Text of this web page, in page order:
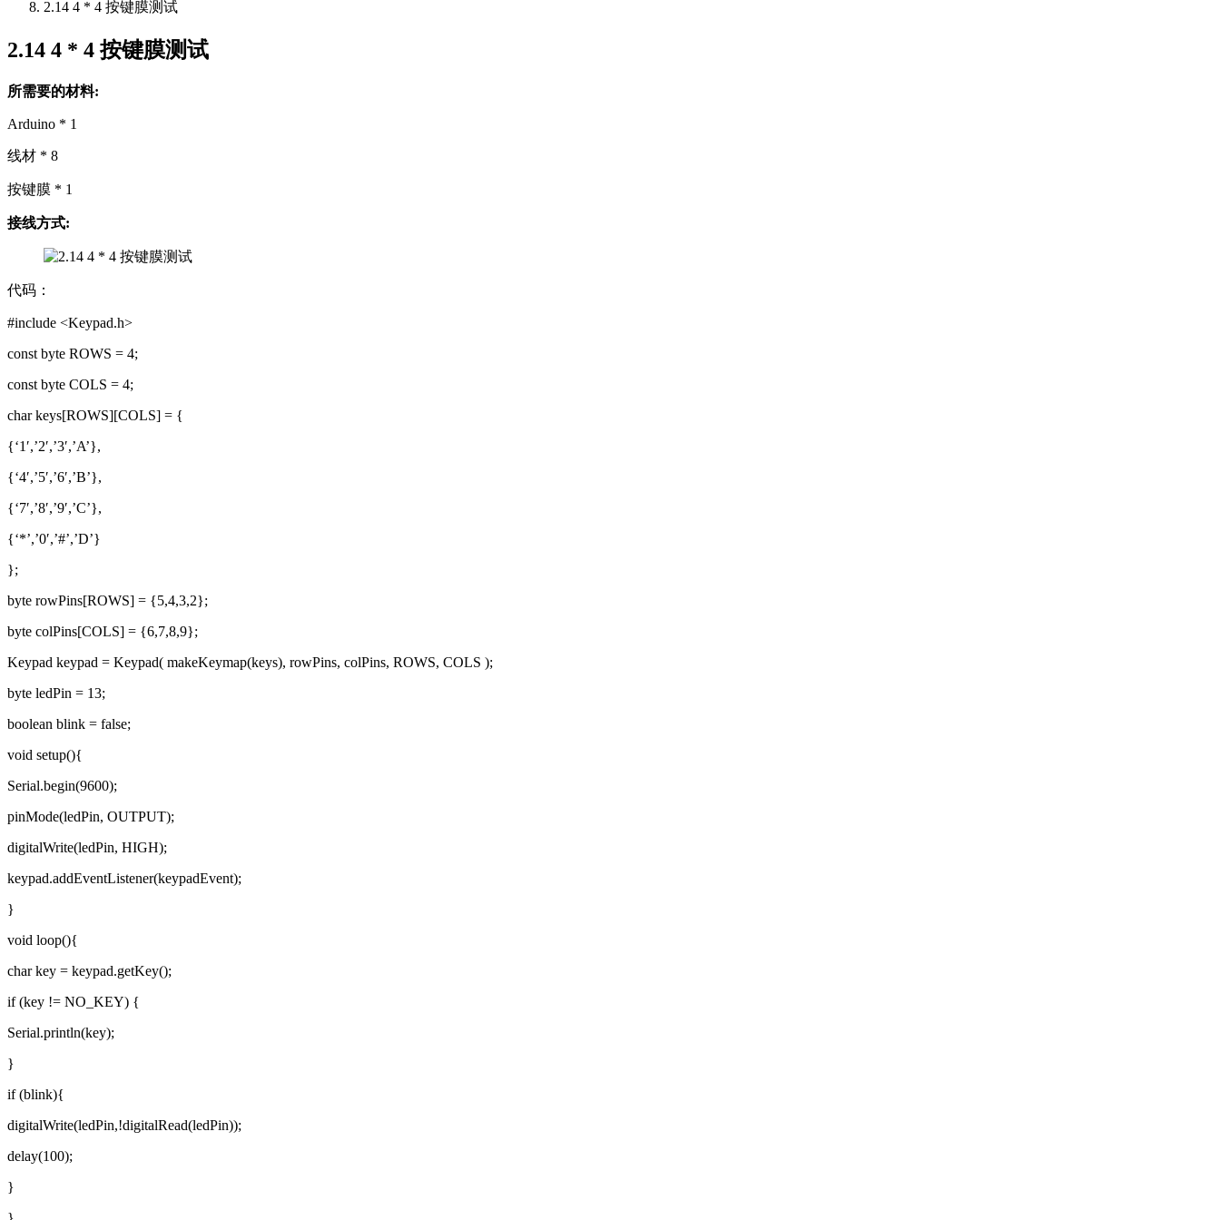
2.14 4 * 4 按键膜测试
2.14 4 * 4 按键膜测试
所需要的材料:
Arduino * 1
线材 * 8
按键膜 * 1
接线方式:
代码：
#include <Keypad.h>
const byte ROWS = 4;
const byte COLS = 4;
char keys[ROWS][COLS] = {
{‘1′,’2′,’3′,’A’},
{‘4′,’5′,’6′,’B’},
{‘7′,’8′,’9′,’C’},
{‘*’,’0′,’#’,’D’}
};
byte rowPins[ROWS] = {5,4,3,2};
byte colPins[COLS] = {6,7,8,9};
Keypad keypad = Keypad( makeKeymap(keys), rowPins, colPins, ROWS, COLS );
byte ledPin = 13;
boolean blink = false;
void setup(){
Serial.begin(9600);
pinMode(ledPin, OUTPUT);
digitalWrite(ledPin, HIGH);
keypad.addEventListener(keypadEvent);
}
void loop(){
char key = keypad.getKey();
if (key != NO_KEY) {
Serial.println(key);
}
if (blink){
digitalWrite(ledPin,!digitalRead(ledPin));
delay(100);
}